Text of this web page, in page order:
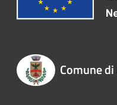
Comune